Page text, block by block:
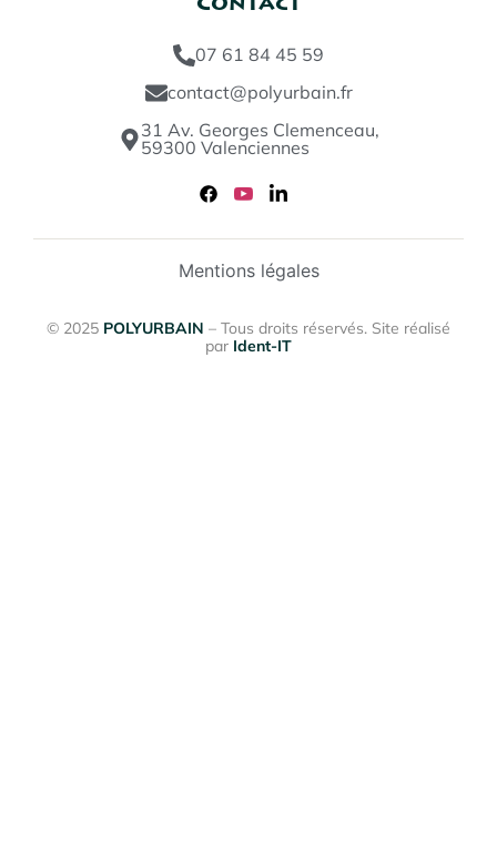
07 61 84 45 59
contact@polyurbain.fr
31 Av. Georges Clemenceau,
59300 Valenciennes
© 2025 POLYURBAIN – Tous droits réservés. Site réalisé
par Ident-IT
Mentions légales